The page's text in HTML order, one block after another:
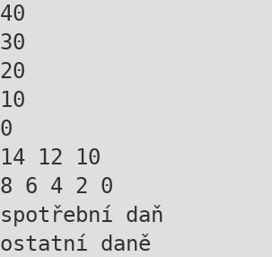
40
30
20
10
0
14 12 10
8 6 4 2 0
spotřební daň
ostatní daně